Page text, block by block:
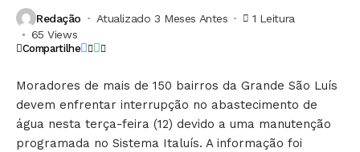
Redação Atualizado 3 Meses Antes
1 Leitura
65 Views
Compartilhe
Moradores de mais de 150 bairros da Grande São Luís
devem enfrentar interrupção no abastecimento de
água nesta terça-feira (12) devido a uma manutenção
programada no Sistema Italuís. A informação foi